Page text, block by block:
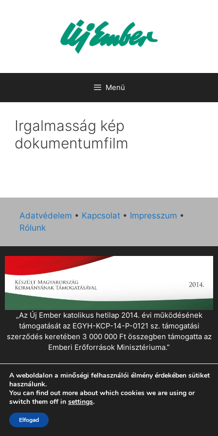
Menü
Irgalmasság kép
dokumentumfilm
Adatvédelem • Kapcsolat • Impresszum •
Rólunk
„Az Új Ember katolikus hetilap 2014. évi működésének
támogatását az EGYH-KCP-14-P-0121 sz. támogatási
szerződés keretében 3 000 000 Ft összegben támogatta az
Emberi Erőforrások Minisztériuma.”
A weboldalon a minőségi felhasználói élmény érdekében sütiket
használunk.
You can find out more about which cookies we are using or
switch them off in settings.
Elfogad